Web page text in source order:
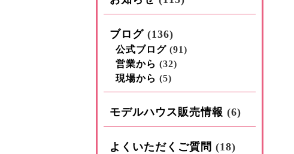
ブログ (136)
公式ブログ (91)
営業から (32)
現場から (5)
モデルハウス販売情報 (6)
よくいただくご質問 (18)